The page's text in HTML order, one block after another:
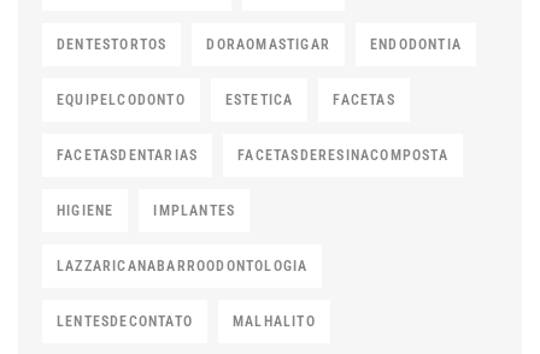
DENTESTORTOS DORAOMASTIGAR ENDODONTIA
EQUIPELCODONTO ESTETICA FACETAS
FACETASDENTARIAS FACETASDERESINACOMPOSTA
HIGIENE IMPLANTES
LAZZARICANABARROODONTOLOGIA
LENTESDECONTATO MALHALITO